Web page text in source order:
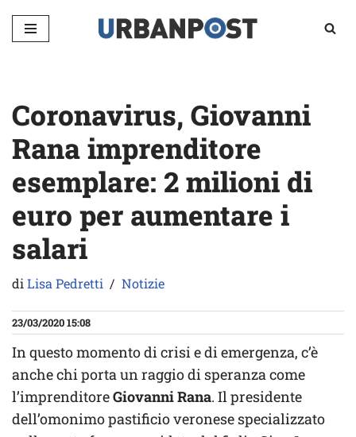
Vai
Coronavirus, Giovanni
Rana imprenditore
esemplare: 2 milioni di
euro per aumentare i
salari
diLisa Pedretti Notizie
23/03/2020 15:08
In questo momento di crisi e di emergenza, c’è
anche chi porta un raggio di speranza come
l’imprenditoreGiovanni Rana. Il presidente
dell’omonimo pastificio veronese specializzato